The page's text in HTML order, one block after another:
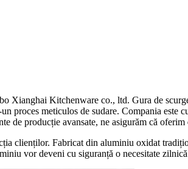
Xianghai Kitchenware co., ltd. Gura de
meticulos de sudare. Compania este
de producție avansate, ne asigurăm că
clienților. Fabricat din aluminiu oxidat
vor deveni cu siguranță o necesitate